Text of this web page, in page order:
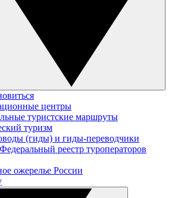
центры
туристские маршруты
туризм
(гиды) и гиды-переводчики
реестр туроператоров
ожерелье России